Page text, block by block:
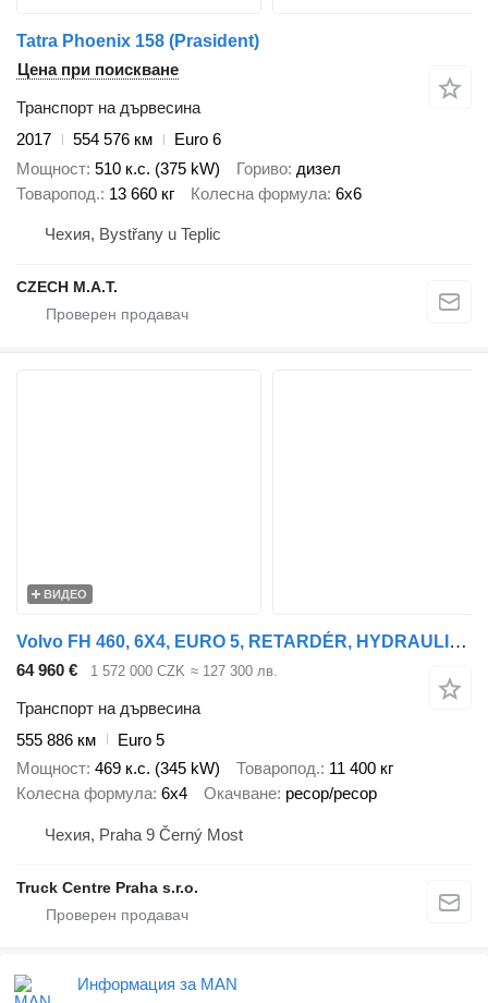
Tatra Phoenix 158 (Prasident)
Цена при поискване
Транспорт на дървесина
2017
554 576 км
Euro 6
Мощност 510 к.с. (375 kW) Гориво дизел
Товаропод. 13 660 кг Колесна формула 6x6
Чехия, Bystřany u Teplic
CZECH M.A.T.
ВИДЕО
Volvo FH 460, 6X4, EURO 5, RETARDÉR, HYDRAULICKÁ RUKA KESLA TYP-2009ST + ремарке транспорт на дървесина
64 960 € 1 572 000 CZK ≈ 127 300 лв.
Транспорт на дървесина
555 886 км
Euro 5
Мощност 469 к.с. (345 kW) Товаропод. 11 400 кг
Колесна формула 6x4 Окачване ресор/ресор
Чехия, Praha 9 Černý Most
Truck Centre Praha s.r.o.
Информация за MAN